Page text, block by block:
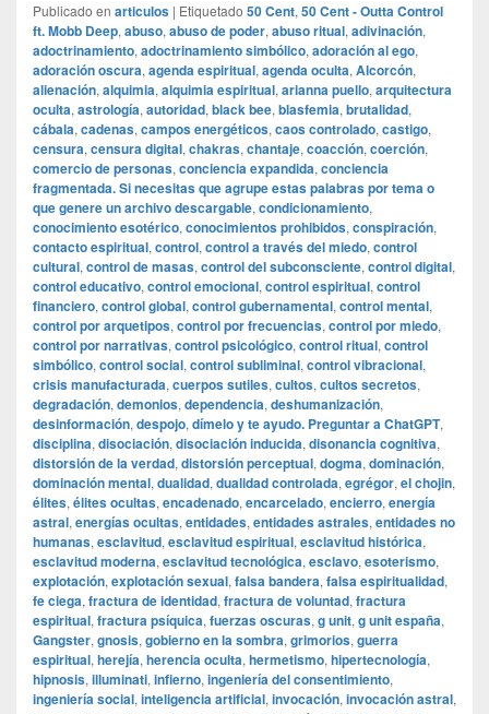
Publicado en articulos | Etiquetado 50 Cent, 50 Cent - Outta Control
ft. Mobb Deep, abuso, abuso de poder, abuso ritual, adivinación,
adoctrinamiento, adoctrinamiento simbólico, adoración al ego,
adoración oscura, agenda espiritual, agenda oculta, Alcorcón,
alienación, alquimia, alquimia espiritual, arianna puello, arquitectura
oculta, astrología, autoridad, black bee, blasfemia, brutalidad,
cábala, cadenas, campos energéticos, caos controlado, castigo,
censura, censura digital, chakras, chantaje, coacción, coerción,
comercio de personas, conciencia expandida, conciencia
fragmentada. Si necesitas que agrupe estas palabras por tema o
que genere un archivo descargable, condicionamiento,
conocimiento esotérico, conocimientos prohibidos, conspiración,
contacto espiritual, control, control a través del miedo, control
cultural, control de masas, control del subconsciente, control digital,
control educativo, control emocional, control espiritual, control
financiero, control global, control gubernamental, control mental,
control por arquetipos, control por frecuencias, control por miedo,
control por narrativas, control psicológico, control ritual, control
simbólico, control social, control subliminal, control vibracional,
crisis manufacturada, cuerpos sutiles, cultos, cultos secretos,
degradación, demonios, dependencia, deshumanización,
desinformación, despojo, dímelo y te ayudo. Preguntar a ChatGPT,
disciplina, disociación, disociación inducida, disonancia cognitiva,
distorsión de la verdad, distorsión perceptual, dogma, dominación,
dominación mental, dualidad, dualidad controlada, egrégor, el chojin,
élites, élites ocultas, encadenado, encarcelado, encierro, energía
astral, energías ocultas, entidades, entidades astrales, entidades no
humanas, esclavitud, esclavitud espiritual, esclavitud histórica,
esclavitud moderna, esclavitud tecnológica, esclavo, esoterismo,
explotación, explotación sexual, falsa bandera, falsa espiritualidad,
fe ciega, fractura de identidad, fractura de voluntad, fractura
espiritual, fractura psíquica, fuerzas oscuras, g unit, g unit españa,
Gangster, gnosis, gobierno en la sombra, grimorios, guerra
espiritual, herejía, herencia oculta, hermetismo, hipertecnología,
hipnosis, illuminati, infierno, ingeniería del consentimiento,
ingeniería social, inteligencia artificial, invocación, invocación astral,